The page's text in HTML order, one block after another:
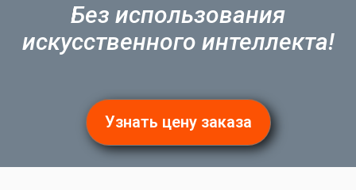
Без использования
искусственного интеллекта!
Узнать цену заказа